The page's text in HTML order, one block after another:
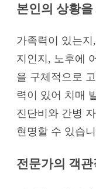
본인의 상황
가족력이 있는
지인지, 노후에
을 구체적으로
력이 있어 치매
진단비와 간병
현명할 수 있습
전문가의 객